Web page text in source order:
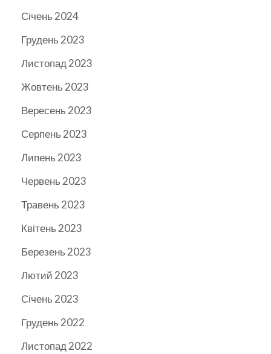
Січень 2024
Грудень 2023
Листопад 2023
Жовтень 2023
Вересень 2023
Серпень 2023
Липень 2023
Червень 2023
Травень 2023
Квітень 2023
Березень 2023
Лютий 2023
Січень 2023
Грудень 2022
Листопад 2022